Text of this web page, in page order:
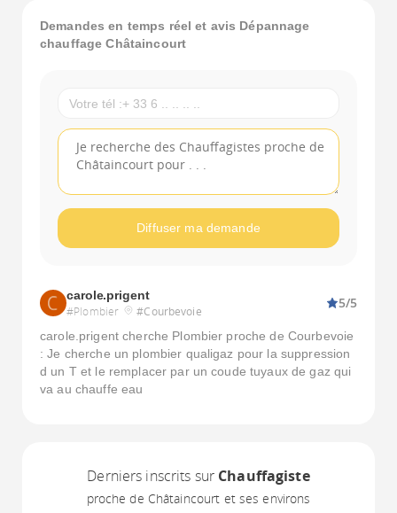
Demandes en temps réel et avis Dépannage
chauffage Châtaincourt
Diffuser ma demande
carole.prigent
#Plombier #Courbevoie
5/5
carole.prigent cherche Plombier proche de Courbevoie
: Je cherche un plombier qualigaz pour la suppression
d un T et le remplacer par un coude tuyaux de gaz qui
va au chauffe eau
Derniers inscrits sur Chauffagiste
proche de Châtaincourt et ses environs